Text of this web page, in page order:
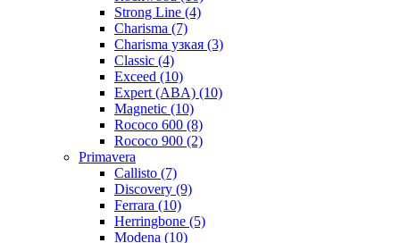
Strong Line (4)
Charisma (7)
Charisma узкая (3)
Classic (4)
Exceed (10)
Expert (ABA) (10)
Magnetic (10)
Roсoсo 600 (8)
Rococo 900 (2)
Primavera
Callisto (7)
Discovery (9)
Ferrara (10)
Herringbone (5)
Modena (10)